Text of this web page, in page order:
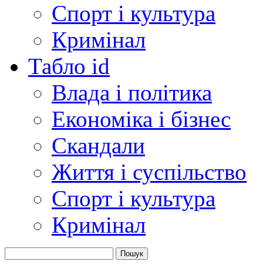
Спорт і культура
Кримінал
Табло id
Влада і політика
Економіка і бізнес
Скандали
Життя і суспільство
Спорт і культура
Кримінал